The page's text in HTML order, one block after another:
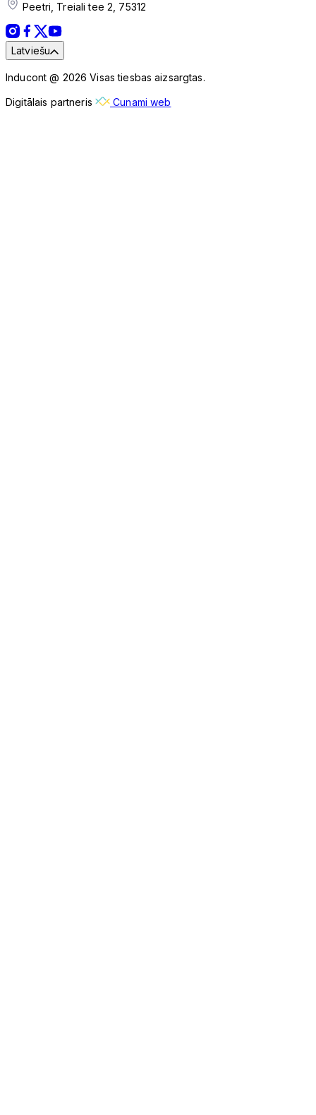
Peetri, Treiali tee 2, 75312
Latviešu
Inducont @ 2026 Visas tiesbas aizsargtas.
Digitālais partneris Cunami web